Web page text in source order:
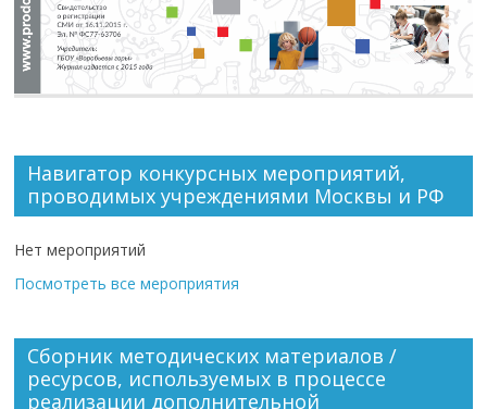
Навигатор конкурсных мероприятий,
проводимых учреждениями Москвы и РФ
Нет мероприятий
Посмотреть все мероприятия
Сборник методических материалов /
ресурсов, используемых в процессе
реализации дополнительной